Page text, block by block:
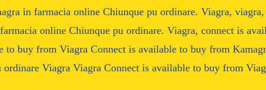
in farmacia online Chiunque pu ordinare. Viagra,
online Chiunque pu ordinare. Viagra, connect is
to buy from Viagra Connect is available to buy from
ordinare Viagra Viagra Connect is available to buy from